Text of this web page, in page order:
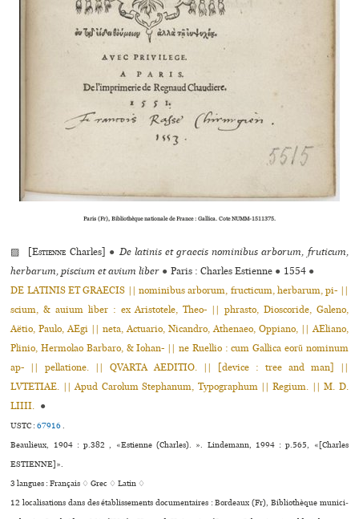
Paris (Fr), Bibliothèque natio­­nale de France : Gallica. Cote NUMM-1511375.
▨ [Estienne Charles] ● De latinis et graecis nominibus arborum, fruticum,
herbarum, piscium et avium liber ● Paris : Charles Estienne ● 1554 ●
DE LATINIS ET GRAECIS || nominibus arborum, fructicum, herbarum, pi- ||
scium, & auium liber : ex Aristotele, Theo- || phrasto, Dioscoride, Galeno,
Aëtio, Paulo, AEgi || neta, Actuario, Nicandro, Athenaeo, Oppiano, || AEliano,
Plinio, Hermolao Barbaro, & Iohan- || ne Ruellio : cum Gallica eorũ nominum
ap- || pellatione. || QVARTA AEDITIO. || [device : tree and man] ||
LVTETIAE. || Apud Carolum Stephanum, Typographum || Regium. || M. D.
LIIII. ●
USTC :67916.
Beaulieux, 1904 : p.382 , «Estienne (Charles). ». Lindemann, 1994 : p.565, «[Charles
ESTIENNE]».
3 langues :Français ♢Grec ♢Latin ♢
12 localisations dans des établissements documentaires : Bordeaux (Fr), Bibliothèque muni­ci­